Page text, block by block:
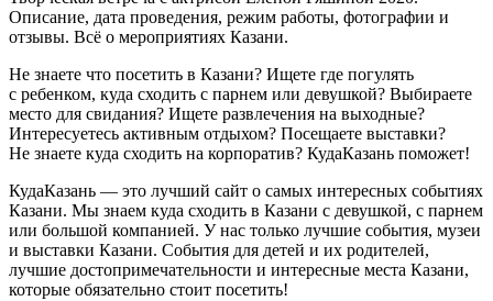
Описание, дата проведения, режим работы, фотографии и
отзывы. Всё о мероприятиях Казани.
Не знаете что посетить в Казани? Ищете где погулять
с ребенком, куда сходить с парнем или девушкой? Выбираете
место для свидания? Ищете развлечения на выходные?
Интересуетесь активным отдыхом? Посещаете выставки?
Не знаете куда сходить на корпоратив? КудаКазань поможет!
КудаКазань — это лучший сайт о самых интересных событиях
Казани. Мы знаем куда сходить в Казани с девушкой, с парнем
или большой компанией. У нас только лучшие события, музеи
и выставки Казани. События для детей и их родителей,
лучшие достопримечательности и интересные места Казани,
которые обязательно стоит посетить!